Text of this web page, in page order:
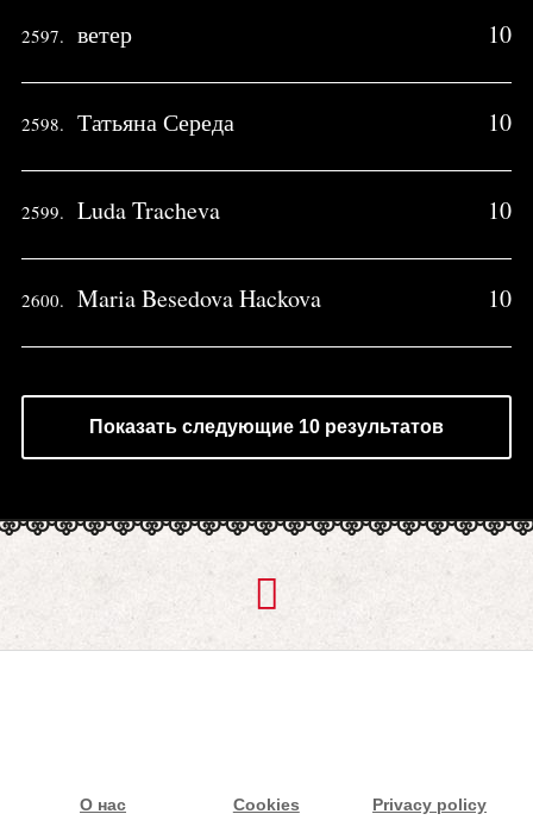
2597. ветер 10
2598. Татьяна Середа 10
2599. Luda Tracheva 10
2600. Maria Besedova Hackova 10
Показать следующие 10 результатов
О нас Cookies Privacy policy